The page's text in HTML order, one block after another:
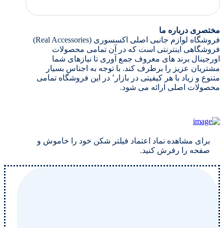
مختصری درباره ما
فروشگاه لوازم جانبی اصلی اکسسوری (Real Accessories)
فروشگاهی اینترنتی است که در آن تمامی محصولات
اورجینال برند های معروف جمع آوری تا نیازهای شما
مشتریان عزیز را برطرف کند. با توجه به اجناس بسیار
متنوع و زیاد با هر کیفیتی در بازار٬ در این فروشگاه تمامی
محصولات اصلی ارائه می شود.
برای مشاهده نماد اعتماد فیلتر شکن خود را خاموش و
صفحه را رفرش کنید.